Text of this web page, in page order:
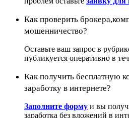
Как проверить
мошенничество?
Оставьте ваш запрос в
публикуется оперативно в
Как получить бесплатную
заработку в интернете?
Заполните форму и вы
заработка без вложений в